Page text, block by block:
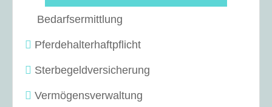
Bedarfsermittlung
Pferdehalterhaftpflicht
Sterbegeldversicherung
Vermögensverwaltung